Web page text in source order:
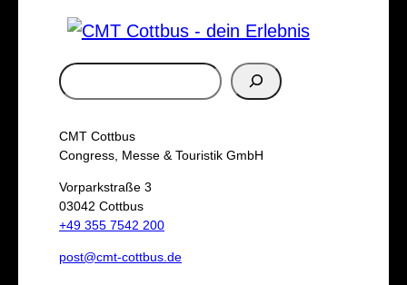
S
u
c
h
e
n
CMT Cottbus
Congress, Messe & Touristik GmbH
Vorparkstraße 3
03042 Cottbus
+49 355 7542 200
post@cmt-cottbus.de